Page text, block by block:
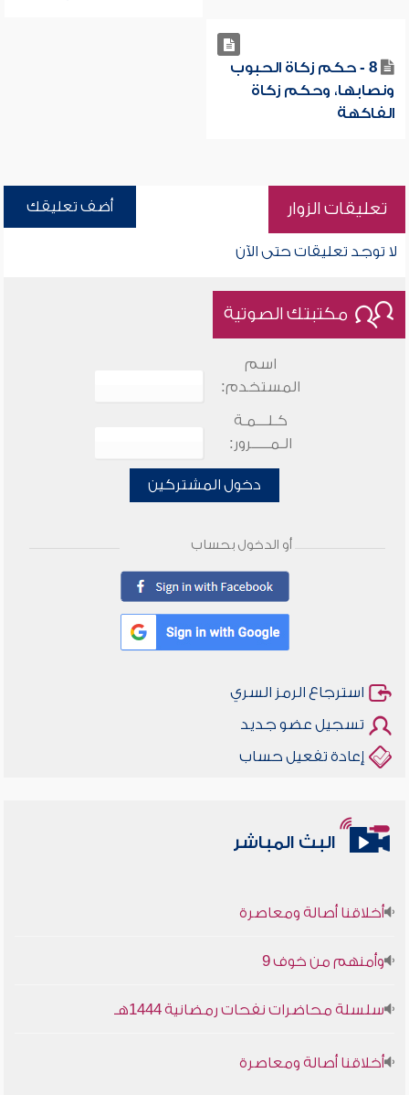
8 - حكم زكاة الحبوب
ونصابها، وحكم زكاة
الفاكهة
تعليقات الزوار أضف تعليقك
لا توجد تعليقات حتى الآن
مكتبتك الصوتية
اسم
المستخدم:
كـلـــمـة
الـمـــــرور:
دخول المشتركين
أو الدخول بحساب
استرجاع الرمز السري
تسجيل عضو جديد
إعادة تفعيل حساب
البث المباشر
أخلاقنا أصالة ومعاصرة
وأمنهم من خوف 9
سلسلة محاضرات نفحات رمضانية 1444هـ
أخلاقنا أصالة ومعاصرة